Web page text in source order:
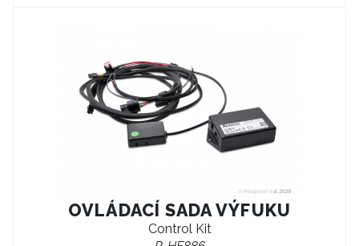
OVLÁDACÍ SADA VÝFUKU
Control Kit